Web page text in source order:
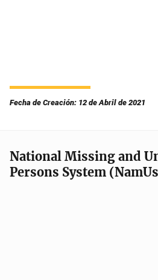
Fecha de Creación: 12 de Abril de 2021
National Missing and
Persons System